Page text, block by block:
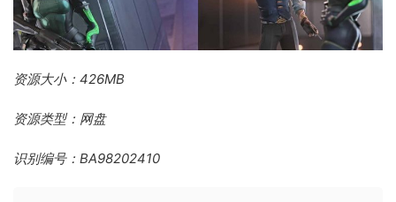
资源大小：426MB
资源类型：网盘
识别编号：BA98202410